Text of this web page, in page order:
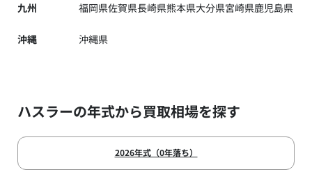
九州 福岡県佐賀県長崎県熊本県大分県宮崎県鹿児島県
沖縄 沖縄県
ハスラーの年式から買取相場を探す
2026年式（0年落ち）